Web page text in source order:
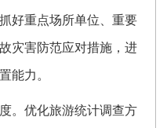
好重点场所单位、重要
灾害防范应对措施，进
能力。
。优化旅游统计调查方